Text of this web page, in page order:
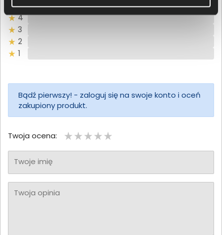
5
4
3
2
1
Bądź pierwszy! - zaloguj się na swoje konto i oceń
zakupiony produkt.
Twoja ocena:
Twoje imię
Twoja opinia